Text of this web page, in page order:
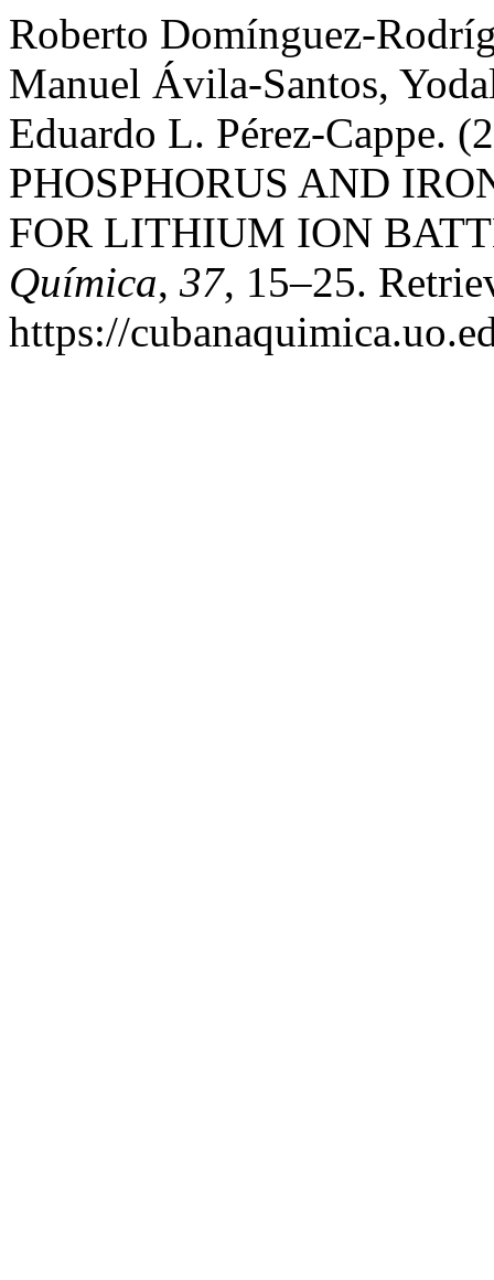
Roberto Domínguez-
Manuel Ávila-Santos,
Eduardo L. Pérez-Cappe.
PHOSPHORUS AND
FOR LITHIUM ION
Química, 37, 15–25.
https://